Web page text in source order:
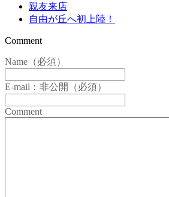
親友来店
自由が丘へ初上陸！
Comment
Name（必須）
E-mail：非公開（必須）
Comment